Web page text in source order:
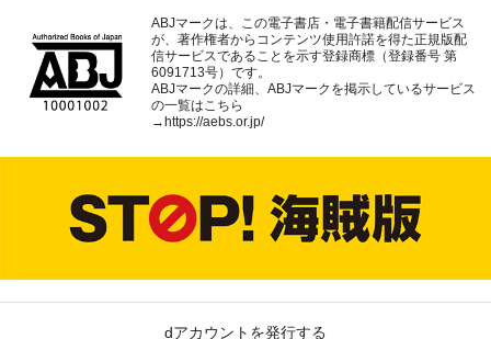
ABJマークは、この電子書店・電子書籍配信サービス
が、著作権者からコンテンツ使用許諾を得た正規版配
信サービスであることを示す登録商標（登録番号 第
6091713号）です。
ABJマークの詳細、ABJマークを掲示しているサービス
の一覧はこちら
→https://aebs.or.jp/
dアカウントを発行する